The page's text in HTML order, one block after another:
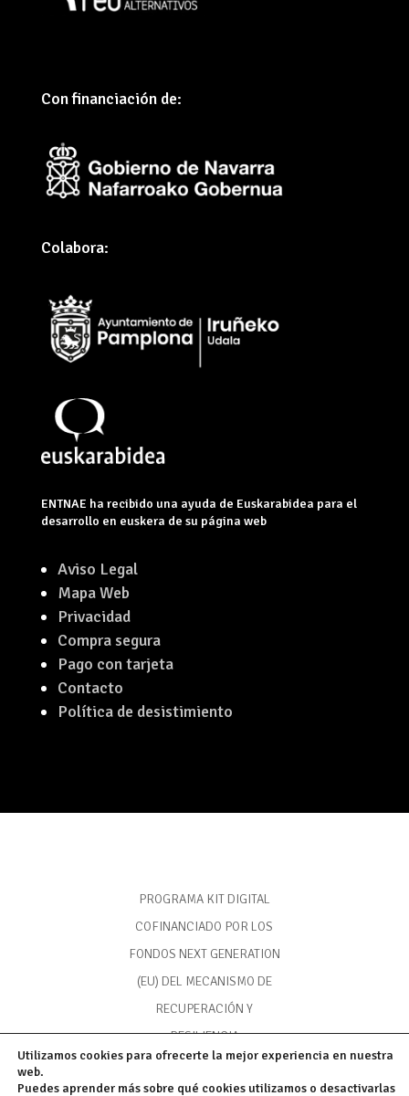
Con financiación de:
Colabora:
ENTNAE ha recibido una ayuda de Euskarabidea para el
desarrollo en euskera de su página web
Aviso Legal
Mapa Web
Privacidad
Compra segura
Pago con tarjeta
Contacto
Política de desistimiento
PROGRAMA KIT DIGITAL
COFINANCIADO POR LOS
FONDOS NEXT GENERATION
(EU) DEL MECANISMO DE
RECUPERACIÓN Y
RESILIENCIA
Utilizamos cookies para ofrecerte la mejor experiencia en nuestra
web.
Puedes aprender más sobre qué cookies utilizamos o desactivarlas